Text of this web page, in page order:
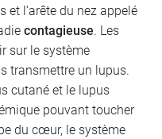
et l‘arête du nez appelé
contagieuse. Les
sur le système
transmettre un lupus.
cutané et le lupus
pouvant toucher
du cœur, le système